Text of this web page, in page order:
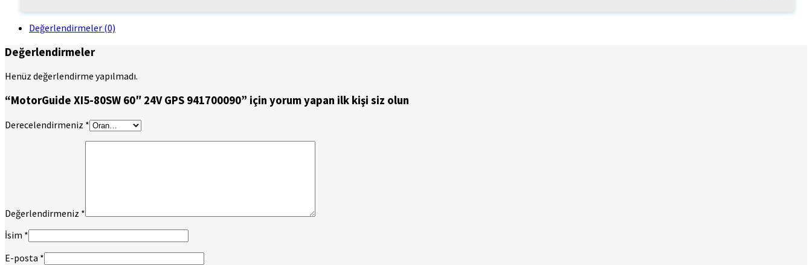
Değerlendirmeler (0)
Değerlendirmeler
Henüz değerlendirme yapılmadı.
“MotorGuide XI5-80SW 60″ 24V GPS 941700090” için yorum yapan ilk kişi siz olun
Derecelendirmeniz *
Değerlendirmeniz *
İsim *
E-posta *